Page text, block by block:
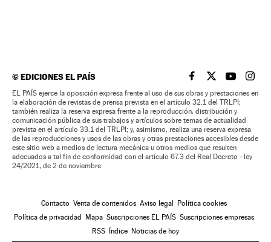
©EDICIONES EL PAÍS EL PAÍS BRASIL EN
EL PAÍSEL PAÍS
EL
EL PAÍS ejerce la oposición expresa frente al uso de sus obras y prestaciones en
la elaboración de revistas de prensa prevista en el artículo 32.1 del TRLPI;
también realiza la reserva expresa frente a la reproducción, distribución y
comunicación pública de sus trabajos y artículos sobre temas de actualidad
prevista en el artículo 33.1 del TRLPI; y, asimismo, realiza una reserva expresa
de las reproducciones y usos de las obras y otras prestaciones accesibles desde
este sitio web a medios de lectura mecánica u otros medios que resulten
adecuados a tal fin de conformidad con el artículo 67.3 del Real Decreto - ley
24/2021, de 2 de noviembre
Contacto Venta de contenidos Aviso legal Política cookies
Política de privacidad Mapa Suscripciones EL PAÍS Suscripciones empresas
RSS Índice Noticias de hoy